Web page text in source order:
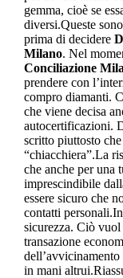
gemma, cioè se
diversi.Queste
prima di decidere
Milano. Nel
Conciliazione
prendere con
compro diamanti.
che viene decisa
autocertificazioni.
scritto piuttosto
“chiacchiera”.La
che anche per una
imprescindibile
essere sicuro che
contatti
sicurezza. Ciò vuol
transazione
in mani